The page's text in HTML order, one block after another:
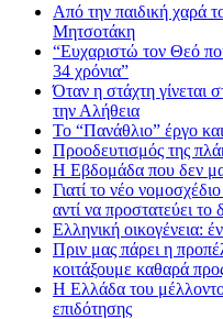
Από την παιδική χαρά
Μητσοτάκη
“Ευχαριστώ τον Θεό
34 χρόνια”
Όταν η στάχτη γίνεται
την Αλήθεια
Το “Πανάθλιο” έργο
Προοδευτισμός της
Η Εβδομάδα που δεν
Γιατί το νέο
αντί να προστατεύει
Ελληνική οικογένεια:
Πριν μας πάρει η
κοιτάξουμε καθαρά
Η Ελλάδα του
επιδότησης